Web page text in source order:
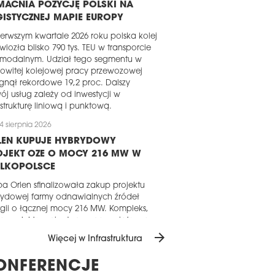
POZYCJĘ POLSKI NA
MAPIE EUROPY
kwartale 2026 roku polska kolej
blisko 790 tys. TEU w transporcie
Udział tego segmentu w
kolejowej pracy przewozowej
rekordowe 19,2 proc. Dalszy
usług zależy od inwestycji w
liniową i punktową.
sierpnia 2026
KUPUJE HYBRYDOWY
OZE O MOCY 216 MW W
Orlen sfinalizowała zakup projektu
farmy odnawialnych źródeł
o łącznej mocy 216 MW. Kompleks,
wielkopolskim. Roczna
315 GWh, co pozwoli zaspokoić
Więcej w Infrastruktura arrow_forward